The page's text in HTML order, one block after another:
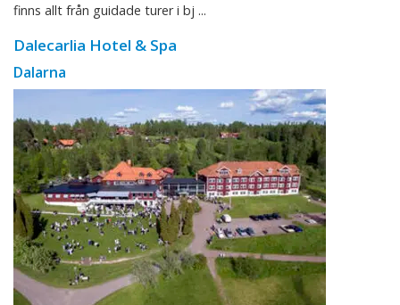
finns allt från guidade turer i bj ...
Dalecarlia Hotel & Spa
Dalarna